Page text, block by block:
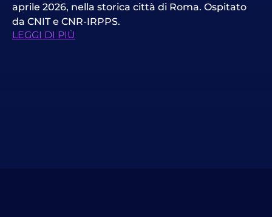
aprile 2026, nella storica città di Roma. Ospitato
da CNIT e CNR-IRPPS.
LEGGI DI PIÙ